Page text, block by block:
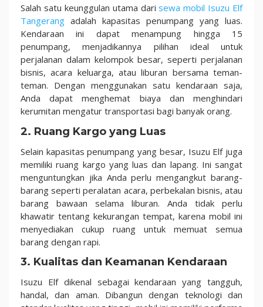
Salah satu keunggulan utama darisewa mobil Isuzu Elf
Tangerang adalah kapasitas penumpang yang luas.
Kendaraan ini dapat menampung hingga 15
penumpang, menjadikannya pilihan ideal untuk
perjalanan dalam kelompok besar, seperti perjalanan
bisnis, acara keluarga, atau liburan bersama teman-
teman. Dengan menggunakan satu kendaraan saja,
Anda dapat menghemat biaya dan menghindari
kerumitan mengatur transportasi bagi banyak orang.
2. Ruang Kargo yang Luas
Selain kapasitas penumpang yang besar, Isuzu Elf juga
memiliki ruang kargo yang luas dan lapang. Ini sangat
menguntungkan jika Anda perlu mengangkut barang-
barang seperti peralatan acara, perbekalan bisnis, atau
barang bawaan selama liburan. Anda tidak perlu
khawatir tentang kekurangan tempat, karena mobil ini
menyediakan cukup ruang untuk memuat semua
barang dengan rapi.
3. Kualitas dan Keamanan Kendaraan
Isuzu Elf dikenal sebagai kendaraan yang tangguh,
handal, dan aman. Dibangun dengan teknologi dan